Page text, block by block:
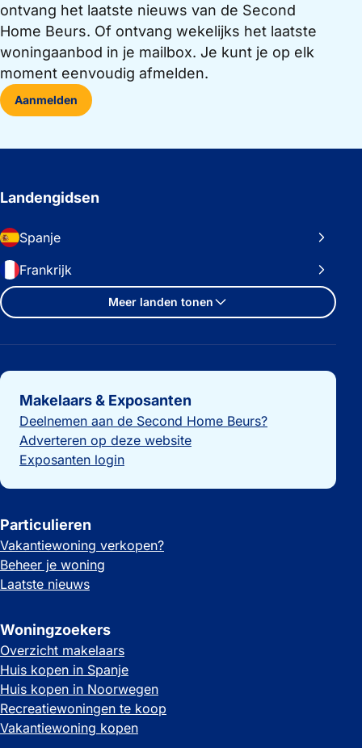
ontvang het laatste nieuws van de Second
Home Beurs. Of ontvang wekelijks het laatste
woningaanbod in je mailbox. Je kunt je op elk
moment eenvoudig afmelden.
Aanmelden
Landengidsen
Spanje
Frankrijk
Meer landen tonen
Belangrijke links
Makelaars & Exposanten
Deelnemen aan de Second Home Beurs?
Adverteren op deze website
Exposanten login
Particulieren
Vakantiewoning verkopen?
Beheer je woning
Laatste nieuws
Woningzoekers
Overzicht makelaars
Huis kopen in Spanje
Huis kopen in Noorwegen
Recreatiewoningen te koop
Vakantiewoning kopen